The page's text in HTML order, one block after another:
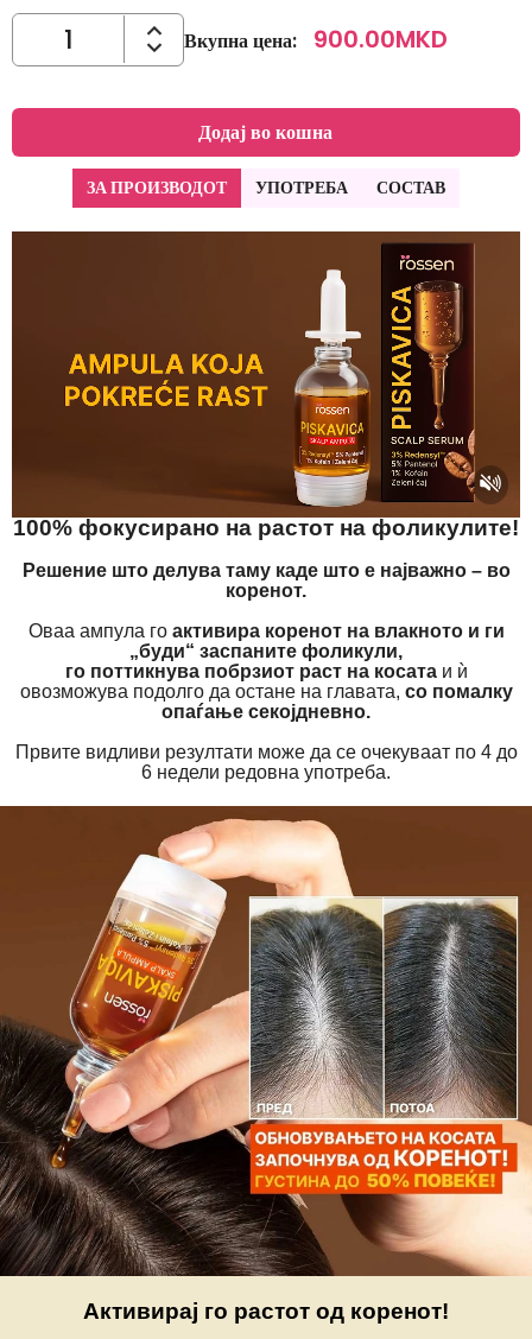
Вкупна цена: 900.00MKD
Додај во кошна
ЗА ПРОИЗВОДОТ УПОТРЕБА СОСТАВ
100% фокусирано на растот на фоликулите!
Решение што делува таму каде што е најважно – во
коренот.
Оваа ампула гоактивира коренот на влакното и ги
„буди“ заспаните фоликули,
го поттикнува побрзиот раст на косатаи ѝ
овозможува подолго да остане на главата, со помалку
опаѓање секојдневно.
Првите видливи резултати може да се очекуваат по 4 до
6 недели редовна употреба.
Активирај го растот од коренот!